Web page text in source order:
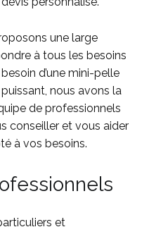
une large
à tous les besoins
d’une mini-pelle
nous avons la
de professionnels
conseiller et vous aider
à vos besoins.
et